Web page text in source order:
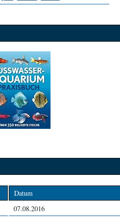
Datum
07.08.2016